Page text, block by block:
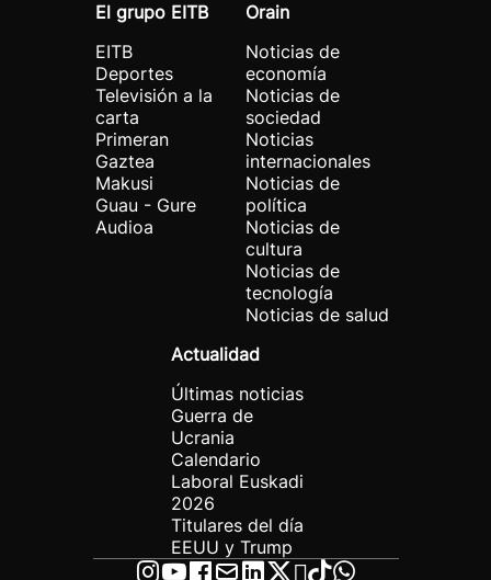
El grupo EITB
EITB
Deportes
Televisión a la
carta
Primeran
Gaztea
Makusi
Guau - Gure
Audioa
Orain
Noticias de
economía
Noticias de
sociedad
Noticias
internacionales
Noticias de
política
Noticias de
cultura
Noticias de
tecnología
Noticias de salud
Actualidad
Últimas noticias
Guerra de
Ucrania
Calendario
Laboral Euskadi
2026
Titulares del día
EEUU y Trump